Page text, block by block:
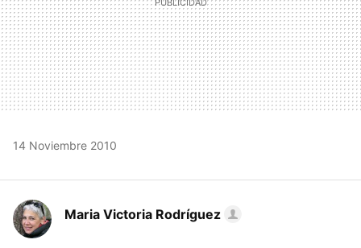
14 Noviembre 2010
Maria Victoria Rodríguez